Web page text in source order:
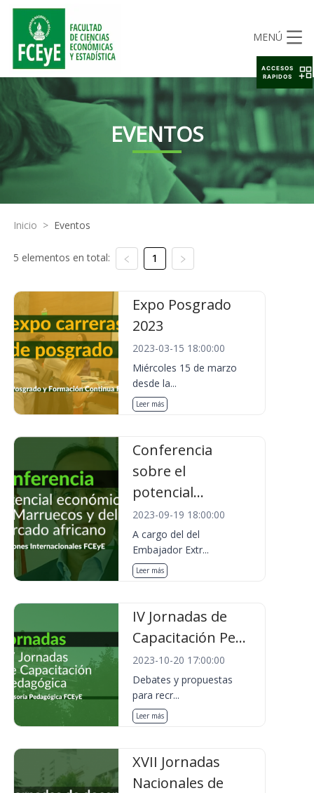
MENÚ
EVENTOS
Inicio > Eventos
5 elementos en total: 1
Expo Posgrado
2023
2023-03-15 18:00:00
Miércoles 15 de marzo
desde la...
Leer más
Conferencia
sobre el
potencial...
2023-09-19 18:00:00
A cargo del del
Embajador Extr...
Leer más
IV Jornadas de
Capacitación Pe...
2023-10-20 17:00:00
Debates y propuestas
para recr...
Leer más
XVII Jornadas
Nacionales de
ACCESOS
RAPIDOS